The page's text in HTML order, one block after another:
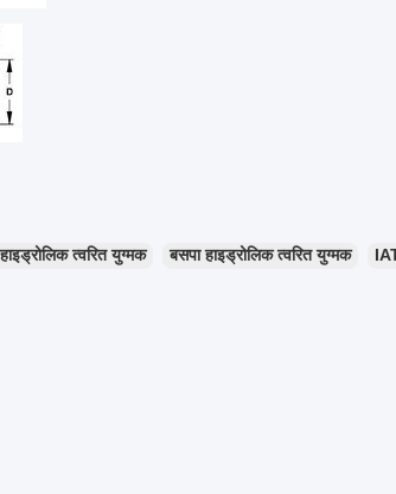
त्वरित युग्मक बसपा हाइड्रोलिक त्वरित युग्मक